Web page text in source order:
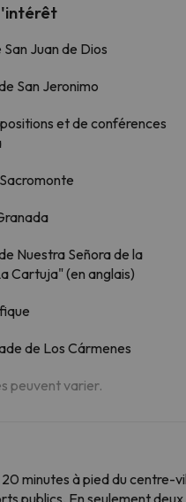
Juan de Dios
San Jeronimo
et de conférences
Nuestra Señora de la
Cartuja" (en anglais)
de Los Cármenes
peuvent varier.
minutes à pied du centre-
publics. En seulement